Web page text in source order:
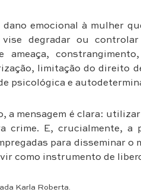
dano emocional à mulher
degradar ou controlar
ameaça,
limitação do direito
psicológica e
a mensagem é clara:
crime. E, crucialmente, a
para disseminar
como instrumento de
Karla Roberta.